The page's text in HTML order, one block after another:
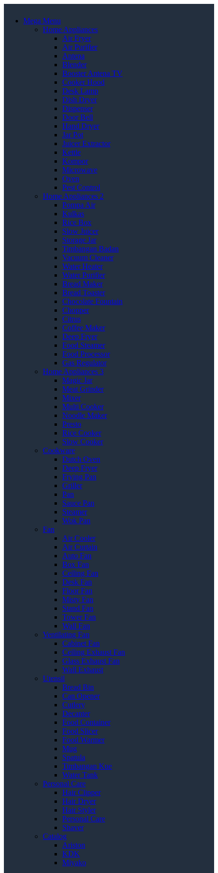
Mega Menu
Home Appliances
Air Fryer
Air Purifier
Antena
Blender
Booster Antena TV
Cooker Hood
Desk Lamp
Dish Dryer
Dispenser
Door Bell
Hand Dryer
Jar Pot
Juicer Extractor
Kettle
Kompor
Microwave
Oven
Pest Control
Home Appliances 2
Pompa Air
Kulkas
Rice Box
Slow Juicer
Storage Jar
Timbangan Badan
Vacuum Cleaner
Water Heater
Water Purifier
Bread Maker
Bread Toaster
Chocolate Fountain
Chopper
Citrus
Coffee Maker
Deep Fryer
Food Steamer
Food Processor
Gas Regulator
Home Appliances 3
Magic Jar
Meat Grinder
Mixer
Multi Cooker
Noodle Maker
Presto
Rice Cooker
Slow Cooker
Cookware
Dutch Oven
Deep Fryer
Frying Pan
Griller
Pan
Sauce Pan
Steamer
Wok Pan
Fan
Air Cooler
Air Curtain
Auto Fan
Box Fan
Ceiling Fan
Desk Fan
Floor Fan
Misty Fan
Stand Fan
Tower Fan
Wall Fan
Ventilating Fan
Cabinet Fan
Ceiling Exhaust Fan
Glass Exhaust Fan
Wall Exhaust
Utensil
Bread Bin
Can Opener
Cutlery
Decanter
Food Container
Food Slicer
Food Warmer
Mug
Spatula
Timbangan Kue
Water Tank
Personal Care
Hair Clipper
Hair Dryer
Hair Styler
Personal Care
Shaver
Catalog
Ariston
KDK
Miyako